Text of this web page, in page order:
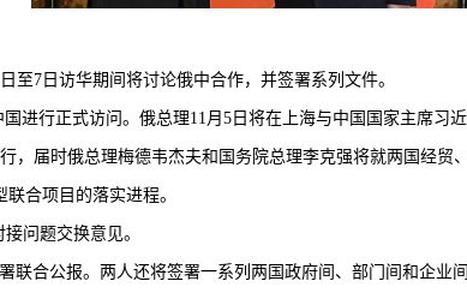
7日访华期间将讨论俄中合作，并签署系列文件。
行正式访问。俄总理11月5日将在上海与中国国家主席习
届时俄总理梅德韦杰夫和国务院总理李克强将就两国经贸
合项目的落实进程。
问题交换意见。
合公报。两人还将签署一系列两国政府间、部门间和企业